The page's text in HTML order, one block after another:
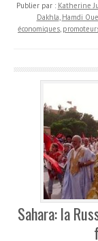
Publier par : Katherine
Dakhla, Hamdi
économiques,
Sahara: la